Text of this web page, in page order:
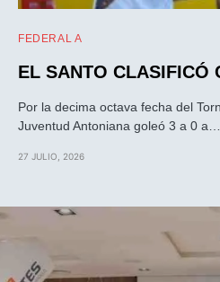
FEDERAL A
EL SANTO CLASIFICÓ
Por la decima octava fecha del
Juventud Antoniana goleó 3 a 0 a…
27 JULIO, 2026